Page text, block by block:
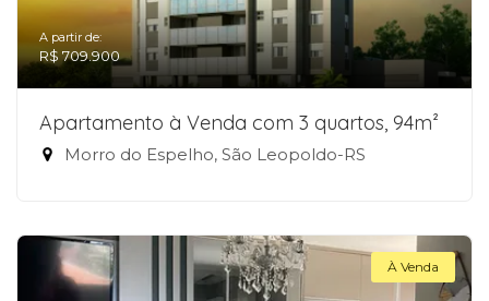
A partir de:
R$ 709.900
Apartamento à Venda com 3 quartos, 94m²
Morro do Espelho, São Leopoldo-RS
À Venda